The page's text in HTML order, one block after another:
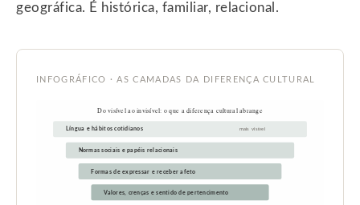
geográfica. É histórica, familiar, relacional.
INFOGRÁFICO · AS CAMADAS DA DIFERENÇA CULTURAL
Do visível ao invisível: o que a diferença cultural abrange
Língua e hábitos cotidianos mais visível
Normas sociais e papéis relacionais
Formas de expressar e receber afeto
Valores, crenças e sentido de pertencimento